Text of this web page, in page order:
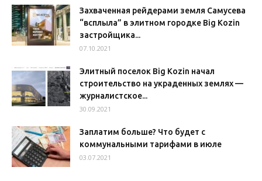
Захваченная рейдерами земля Самусева
“всплыла” в элитном городке Big Kozin
застройщика...
07.10.2021
Элитный поселок Big Kozin начал
строительство на украденных землях —
журналистское...
30.09.2021
Заплатим больше? Что будет с
коммунальными тарифами в июле
03.07.2021